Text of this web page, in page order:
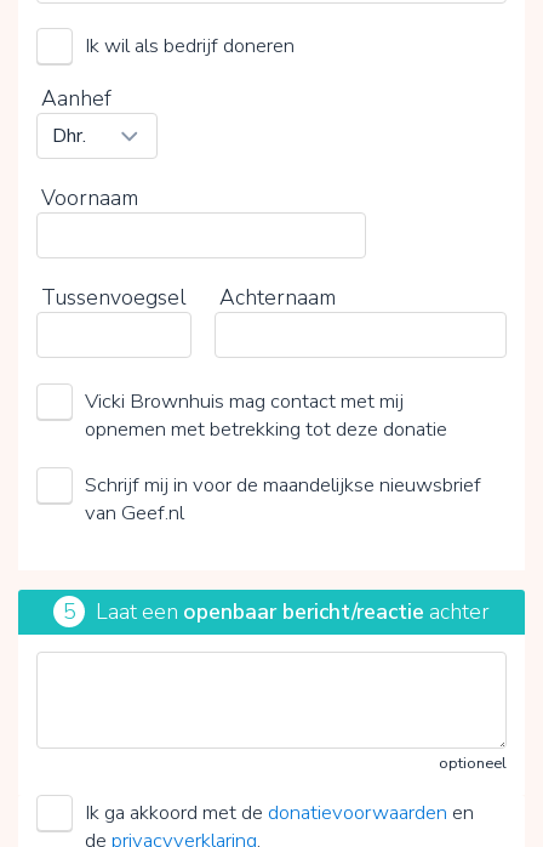
Ik wil als bedrijf doneren
Aanhef
Voornaam
Tussenvoegsel Achternaam
Vicki Brownhuis mag contact met mij
opnemen met betrekking tot deze donatie
Schrijf mij in voor de maandelijkse nieuwsbrief
van Geef.nl
5 Laat een openbaar bericht/reactie achter
optioneel
Ik ga akkoord met de donatievoorwaarden en
de privacyverklaring.